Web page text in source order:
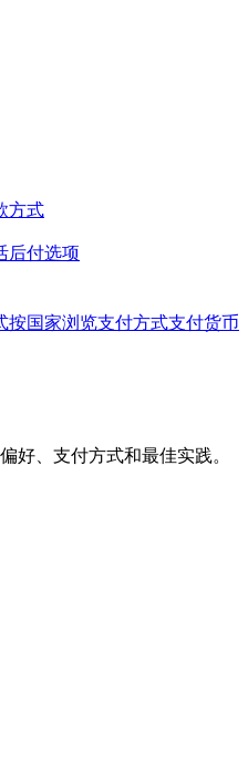
方式
后付选项
按国家浏览支付方式支付货币
好、支付方式和最佳实践。